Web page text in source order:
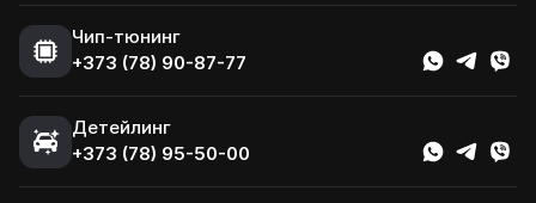
Чип-тюнинг
+373 (78) 90-87-77
Детейлинг
+373 (78) 95-50-00